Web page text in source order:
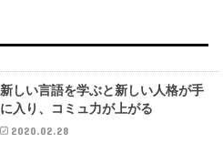
新しい言語を学ぶと新しい人格が手
に入り、コミュ力が上がる
2020.02.28